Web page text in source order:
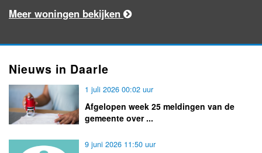
Meer woningen bekijken
Nieuws in Daarle
1 juli 2026 00:02 uur
Afgelopen week 25 meldingen van de
gemeente over ...
9 juni 2026 11:50 uur